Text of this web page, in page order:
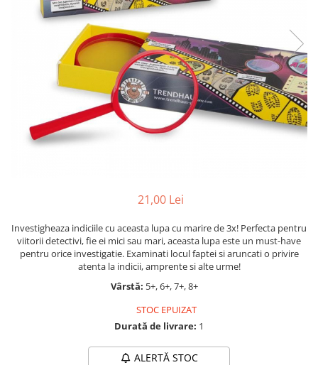
Jocuri cu dinozauri
Jucării de pluș
Jocuri educative pentru
școală/grădiniță
Cărţi de colorat, activități, apa
Accesorii diverse
LEGO Friends
LEGO Ninjago
LEGO Minecraft
LEGO DREAMZzz
LEGO Star Wars
LEGO Gabby s Dollhouse
LEGO Jurassic World
LEGO Sonic the Hedgehog
LEGO Creator Expert
21,00 Lei
Investigheaza indiciile cu aceasta lupa cu marire de 3x! Perfecta pentru
viitorii detectivi, fie ei mici sau mari, aceasta lupa este un must-have
pentru orice investigatie. Examinati locul faptei si aruncati o privire
atenta la indicii, amprente si alte urme!
Vârstă: 5+, 6+, 7+, 8+
STOC EPUIZAT
Durată de livrare: 1
ALERTĂ STOC